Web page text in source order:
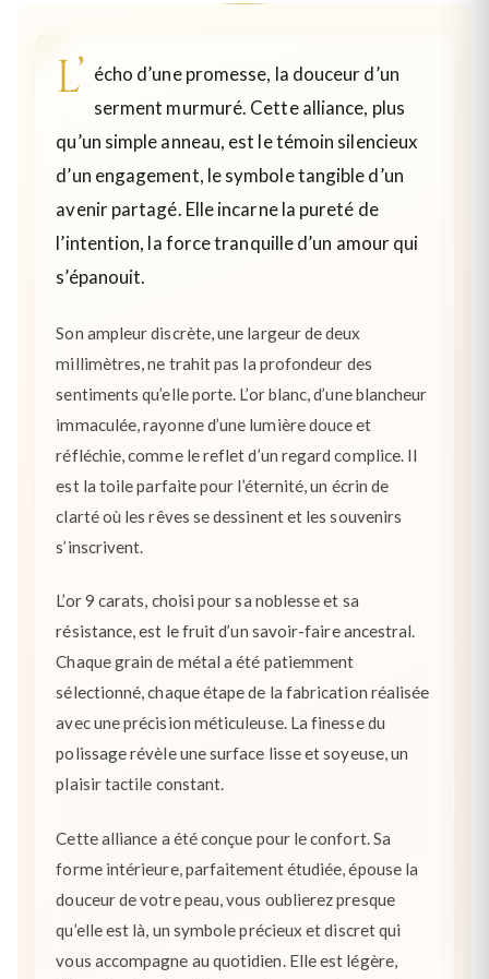
L’ écho d’une promesse, la douceur d’un
serment murmuré. Cette alliance, plus
qu’un simple anneau, est le témoin silencieux
d’un engagement, le symbole tangible d’un
avenir partagé. Elle incarne la pureté de
l’intention, la force tranquille d’un amour qui
s’épanouit.
Son ampleur discrète, une largeur de deux
millimètres, ne trahit pas la profondeur des
sentiments qu’elle porte. L’or blanc, d’une blancheur
immaculée, rayonne d’une lumière douce et
réfléchie, comme le reflet d’un regard complice. Il
est la toile parfaite pour l’éternité, un écrin de
clarté où les rêves se dessinent et les souvenirs
s’inscrivent.
L’or 9 carats, choisi pour sa noblesse et sa
résistance, est le fruit d’un savoir-faire ancestral.
Chaque grain de métal a été patiemment
sélectionné, chaque étape de la fabrication réalisée
avec une précision méticuleuse. La finesse du
polissage révèle une surface lisse et soyeuse, un
plaisir tactile constant.
Cette alliance a été conçue pour le confort. Sa
forme intérieure, parfaitement étudiée, épouse la
douceur de votre peau, vous oublierez presque
qu’elle est là, un symbole précieux et discret qui
vous accompagne au quotidien. Elle est légère,